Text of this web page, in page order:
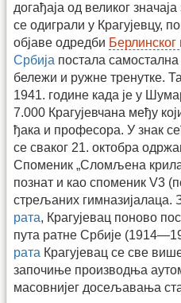
догађаја од великог
се одиграли у Крагујевцу,
објаве одредби Берлинског
Србија постала
бележи и ружне тренутке.
1941. године када је у
7.000 Крагујевчана међу
ђака и професора. У знак
се сваког 21. октобра
Споменик „Сломљена
познат и као споменик V3
стрељаних гимназијалаца.
рата, Крагујевац поново
пута ратне Србије
рата Крагујевац се све
започиње производња
масовнијег досељавања